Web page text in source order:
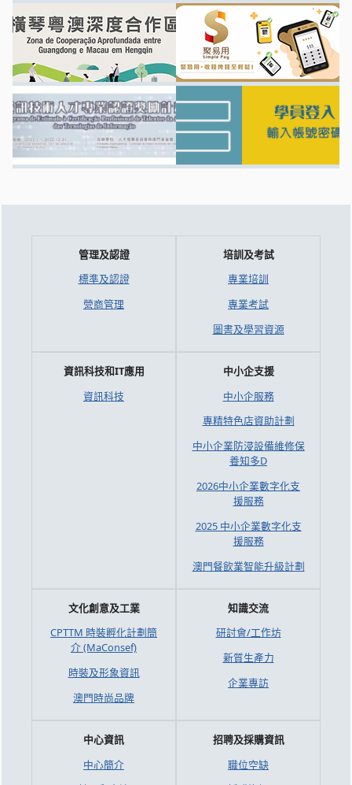
管理及認證
標準及認證
營商管理
培訓及考試
專業培訓
專業考試
圖書及學習資源
資訊科技和IT應用
資訊科技
中小企支援
中小企服務
專精特色店資助計劃
中小企業防浸設備維修保
養知多D
2026中小企業數字化支
援服務
2025 中小企業數字化支
援服務
澳門餐飲業智能升級計劃
文化創意及工業
CPTTM 時裝孵化計劃簡
介 (MaConsef)
時裝及形象資訊
澳門時尚品牌
知識交流
研討會/工作坊
新質生產力
企業專訪
中心資訊
中心簡介
招聘及採購資訊
職位空缺